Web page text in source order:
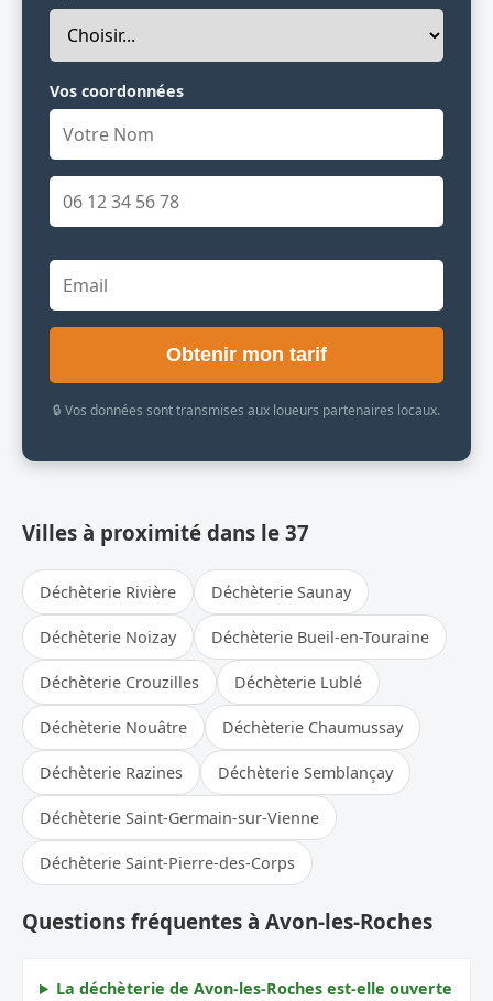
Vos coordonnées
Obtenir mon tarif
🔒 Vos données sont transmises aux loueurs partenaires locaux.
Villes à proximité dans le 37
Déchèterie Rivière Déchèterie Saunay
Déchèterie Noizay Déchèterie Bueil-en-Touraine
Déchèterie Crouzilles Déchèterie Lublé
Déchèterie Nouâtre Déchèterie Chaumussay
Déchèterie Razines Déchèterie Semblançay
Déchèterie Saint-Germain-sur-Vienne
Déchèterie Saint-Pierre-des-Corps
Questions fréquentes à Avon-les-Roches
La déchèterie de Avon-les-Roches est-elle ouverte